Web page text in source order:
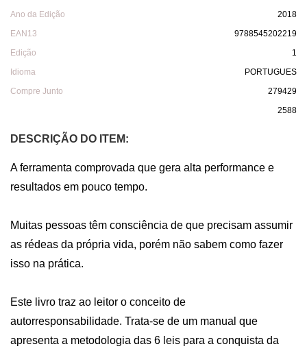
Ano da Edição
2018
EAN13
9788545202219
Edição
1
Idioma
PORTUGUES
Compre Junto
279429
2588
DESCRIÇÃO DO ITEM:
A ferramenta comprovada que gera alta performance e
resultados em pouco tempo.
Muitas pessoas têm consciência de que precisam assumir
as rédeas da própria vida, porém não sabem como fazer
isso na prática.
Este livro traz ao leitor o conceito de
autorresponsabilidade. Trata-se de um manual que
apresenta a metodologia das 6 leis para a conquista da